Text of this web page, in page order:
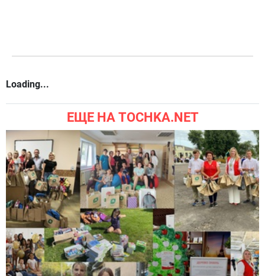
Loading...
ЕЩЕ НА TOCHKA.NET